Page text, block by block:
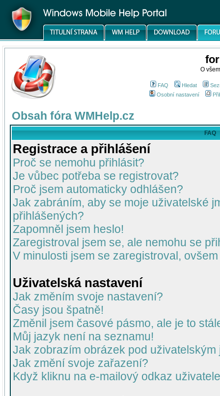
O
FAQ Hledat
Osobní nastavení
Obsah fóra WMHelp.cz
FAQ
Registrace a přihlášení
Proč se nemohu přihlásit?
Je vůbec potřeba se registrovat?
Proč jsem automaticky odhlášen?
Jak zabráním, aby se moje uživatelské
přihlášených?
Zapomněl jsem heslo!
Zaregistroval jsem se, ale nemohu se
V minulosti jsem se zaregistroval,
Uživatelská nastavení
Jak změním svoje nastavení?
Časy jsou špatně!
Změnil jsem časové pásmo, ale je to
Můj jazyk není na seznamu!
Jak zobrazím obrázek pod uživatelským
Jak změní svoje zařazení?
Když kliknu na e-mailový odkaz